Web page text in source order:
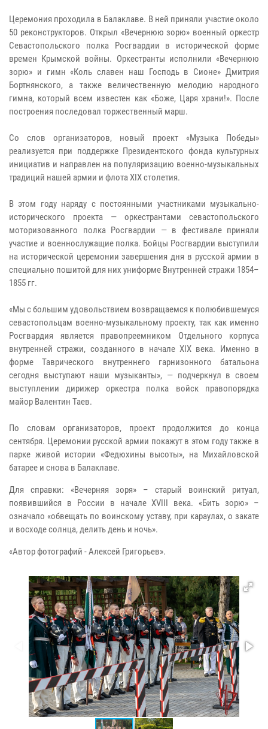
Церемония проходила в Балаклаве. В ней приняли участие около
50 реконструкторов. Открыл «Вечернюю зорю» военный оркестр
Севастопольского полка Росгвардии в исторической форме
времен Крымской войны. Оркестранты исполнили «Вечернюю
зорю» и гимн «Коль славен наш Господь в Сионе» Дмитрия
Бортнянского, а также величественную мелодию народного
гимна, который всем известен как «Боже, Царя храни!». После
построения последовал торжественный марш.
Со слов организаторов, новый проект «Музыка Победы»
реализуется при поддержке Президентского фонда культурных
инициатив и направлен на популяризацию военно-музыкальных
традиций нашей армии и флота XIX столетия.
В этом году наряду с постоянными участниками музыкально-
исторического проекта — оркестрантами севастопольского
моторизованного полка Росгвардии — в фестивале приняли
участие и военнослужащие полка. Бойцы Росгвардии выступили
на исторической церемонии завершения дня в русской армии в
специально пошитой для них униформе Внутренней стражи 1854–
1855 гг.
«Мы с большим удовольствием возвращаемся к полюбившемуся
севастопольцам военно-музыкальному проекту, так как именно
Росгвардия является правопреемником Отдельного корпуса
внутренней стражи, созданного в начале XIX века. Именно в
форме Таврического внутреннего гарнизонного батальона
сегодня выступают наши музыканты», — подчеркнул в своем
выступлении дирижер оркестра полка войск правопорядка
майор Валентин Таев.
По словам организаторов, проект продолжится до конца
сентября. Церемонии русской армии покажут в этом году также в
парке живой истории «Федюхины высоты», на Михайловской
батарее и снова в Балаклаве.
Для справки: «Вечерняя зоря» – старый воинский ритуал,
появившийся в России в начале XVIII века. «Бить зорю» –
означало «обвещать по воинскому уставу, при караулах, о закате
и восходе солнца, делить день и ночь».
«Автор фотографий - Алексей Григорьев».